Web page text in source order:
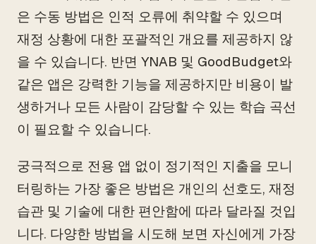
은 수동 방법은 인적 오류에 취약할 수 있으며
재정 상황에 대한 포괄적인 개요를 제공하지 않
을 수 있습니다. 반면 YNAB 및 GoodBudget와
같은 앱은 강력한 기능을 제공하지만 비용이 발
생하거나 모든 사람이 감당할 수 있는 학습 곡선
이 필요할 수 있습니다.
궁극적으로 전용 앱 없이 정기적인 지출을 모니
터링하는 가장 좋은 방법은 개인의 선호도, 재정
습관 및 기술에 대한 편안함에 따라 달라질 것입
니다. 다양한 방법을 시도해 보면 자신에게 가장